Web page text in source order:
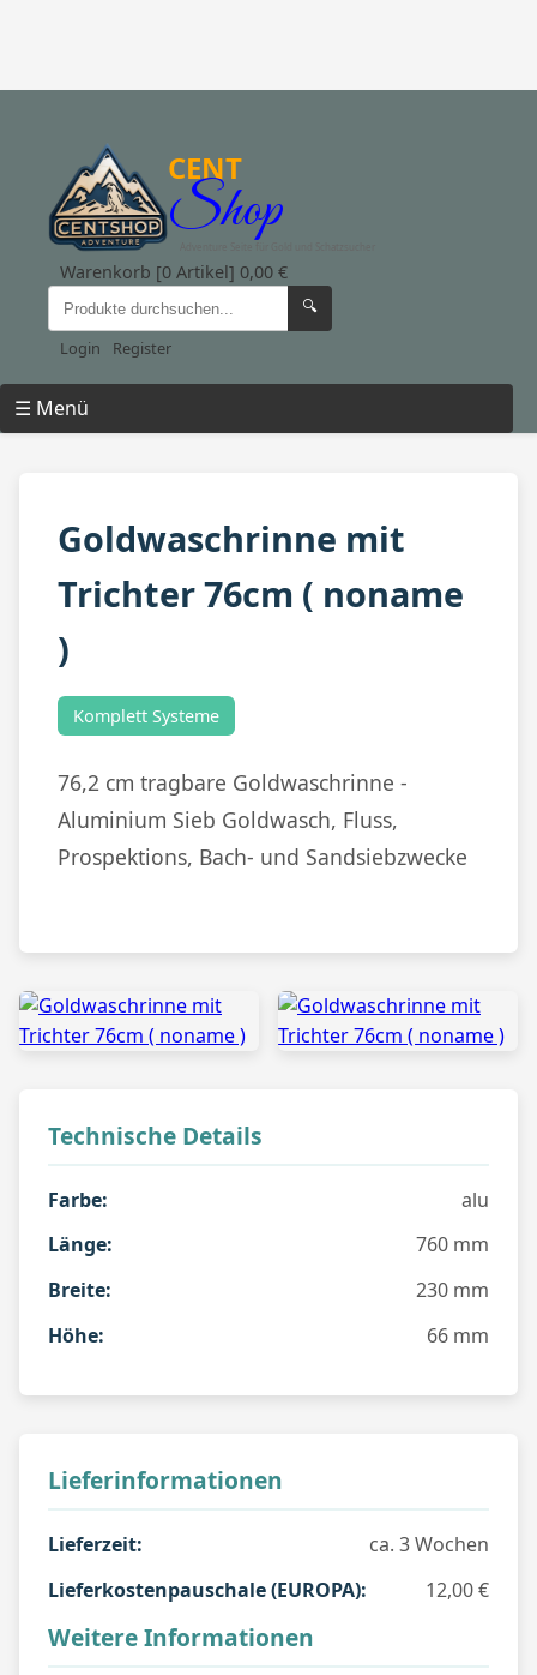
CENT
Shop
Warenkorb [0 Artikel] 0,00 €
🔍
Login Register
☰ Menü
Goldwaschrinne mit
Trichter 76cm ( noname
)
Komplett Systeme
76,2 cm tragbare Goldwaschrinne -
Aluminium Sieb Goldwasch, Fluss,
Prospektions, Bach- und Sandsiebzwecke
Technische Details
Farbe:
alu
Länge:
760 mm
Breite:
230 mm
Höhe:
66 mm
Lieferinformationen
Lieferzeit:
ca. 3 Wochen
Lieferkostenpauschale (EUROPA):
12,00 €
Weitere Informationen